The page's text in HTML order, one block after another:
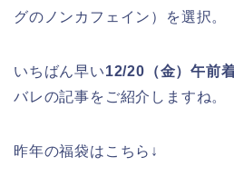
グのノンカフェイン）を選択。
いちばん早い12/20（金）午前
バレの記事をご紹介しますね。
昨年の福袋はこちら↓